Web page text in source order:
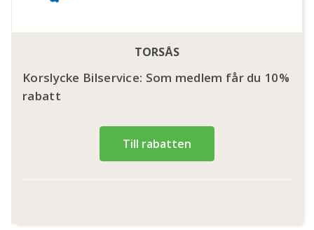
TORSÅS
Korslycke Bilservice: Som medlem får du 10%
rabatt
Till rabatten